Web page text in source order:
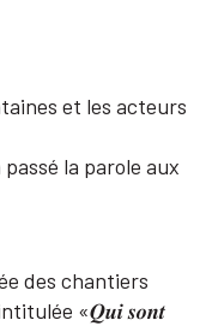
et les acteurs
la parole aux
des chantiers
«𝑸𝒖𝒊 𝒔𝒐𝒏𝒕